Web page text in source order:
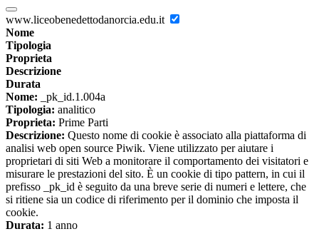
www.liceobenedettodanorcia.edu.it
Nome
Tipologia
Proprieta
Descrizione
Durata
Nome: _pk_id.1.004a
Tipologia: analitico
Proprieta: Prime Parti
Descrizione: Questo nome di cookie è associato alla piattaforma di
analisi web open source Piwik. Viene utilizzato per aiutare i
proprietari di siti Web a monitorare il comportamento dei visitatori e
misurare le prestazioni del sito. È un cookie di tipo pattern, in cui il
prefisso _pk_id è seguito da una breve serie di numeri e lettere, che
si ritiene sia un codice di riferimento per il dominio che imposta il
cookie.
Durata: 1 anno